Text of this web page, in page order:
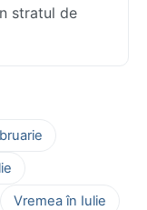
stratul de
Vremea în Iulie